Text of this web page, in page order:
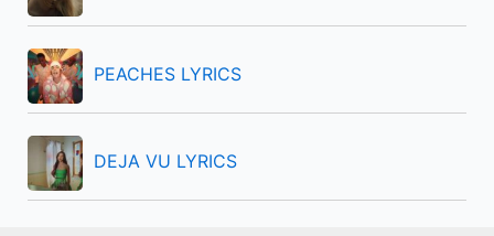
PEACHES LYRICS
DEJA VU LYRICS